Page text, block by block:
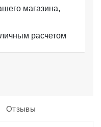
магазина,
расчетом
Отзывы